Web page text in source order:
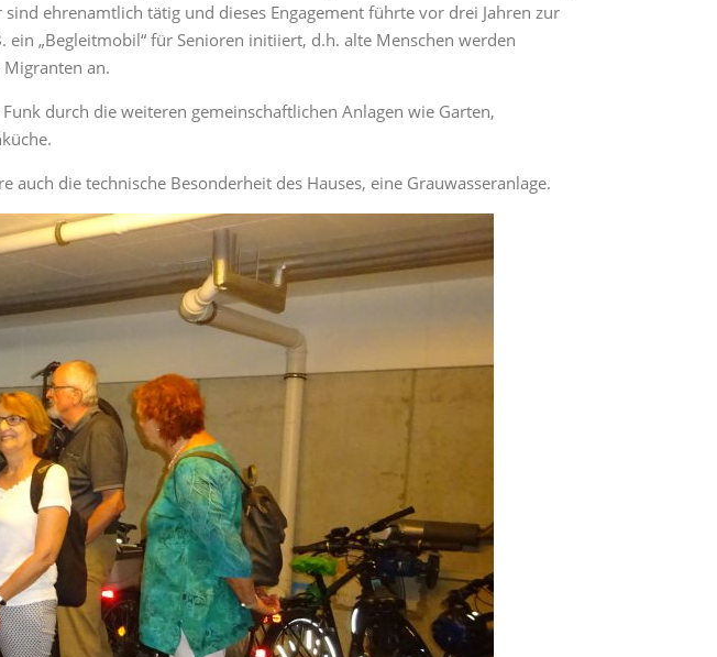
ehrenamtlich tätig und dieses Engagement führte vor drei Jahren zur
„Begleitmobil“ für Senioren initiiert, d.h. alte Menschen werden
an.
durch die weiteren gemeinschaftlichen Anlagen wie Garten,
die technische Besonderheit des Hauses, eine Grauwasseranlage.